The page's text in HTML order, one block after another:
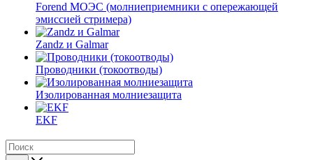
Forend МОЭС (молниеприемники с опережающей
эмиссией стримера)
Zandz и Galmar
Проводники (токоотводы)
Изолированная молниезащита
EKF